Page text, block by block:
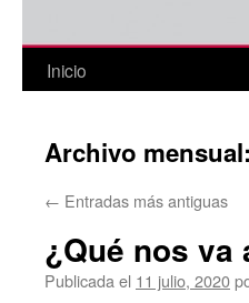
Inicio
Archivo mensual:
← Entradas más antiguas
¿Qué nos va
Publicada el 11 julio, 2020